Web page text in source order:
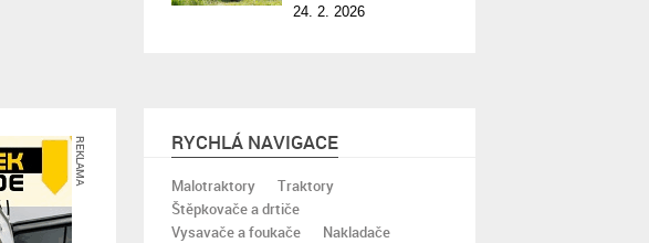
24. 2. 2026
REKLAMA RYCHLÁ NAVIGACE
Malotraktory
Traktory
Štěpkovače a drtiče
Vysavače a foukače
Nakladače